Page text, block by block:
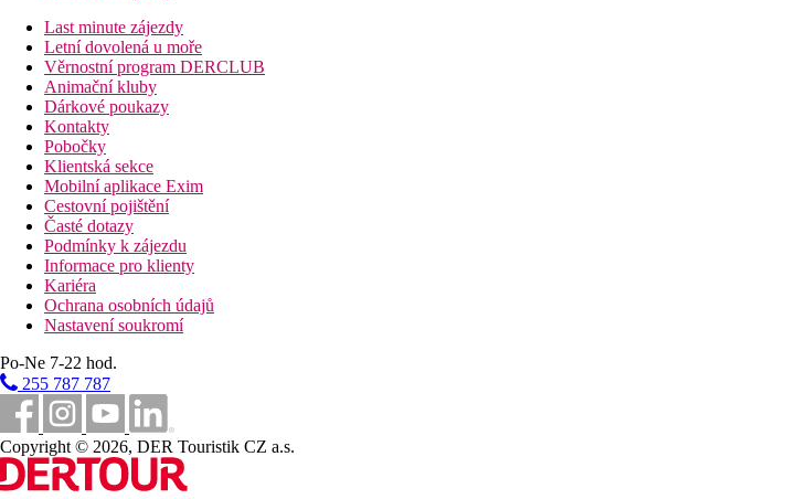
Last minute zájezdy
Letní dovolená u moře
Věrnostní program DERCLUB
Animační kluby
Dárkové poukazy
Kontakty
Pobočky
Klientská sekce
Mobilní aplikace Exim
Cestovní pojištění
Časté dotazy
Podmínky k zájezdu
Informace pro klienty
Kariéra
Ochrana osobních údajů
Nastavení soukromí
Po-Ne 7-22 hod.
255 787 787
Copyright © 2026, DER Touristik CZ a.s.